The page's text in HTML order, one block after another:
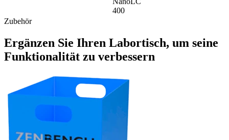
400
Zubehör
Ergänzen Sie Ihren Labortisch, um seine
Funktionalität zu verbessern